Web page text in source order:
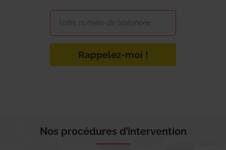
Rappelez-moi !
Nos procédures d’intervention